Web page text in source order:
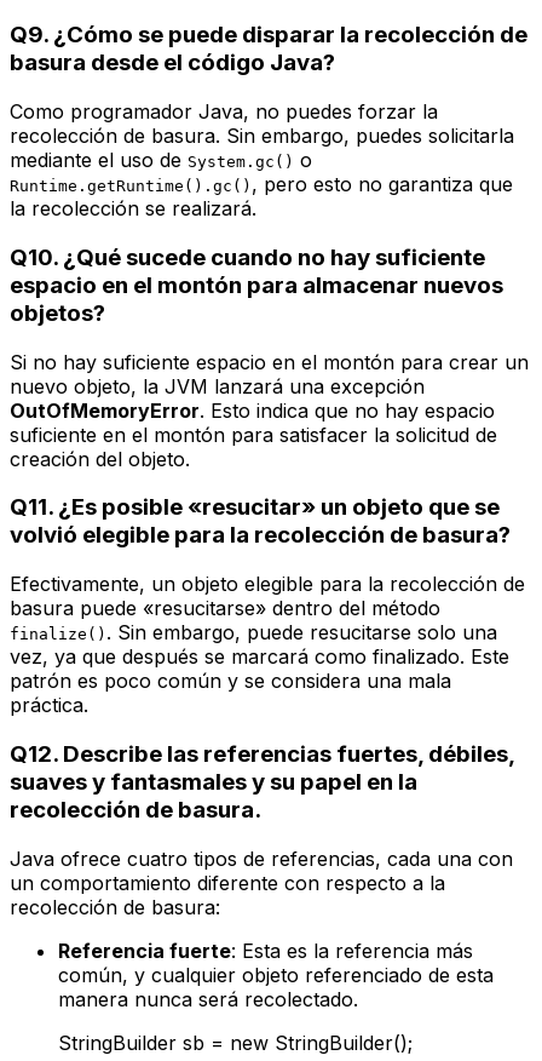
Q9. ¿Cómo se puede disparar la recolección de
basura desde el código Java?
Como programador Java, no puedes forzar la
recolección de basura. Sin embargo, puedes solicitarla
mediante el uso de System.gc() o
Runtime.getRuntime().gc() , pero esto no garantiza que
la recolección se realizará.
Q10. ¿Qué sucede cuando no hay suficiente
espacio en el montón para almacenar nuevos
objetos?
Si no hay suficiente espacio en el montón para crear un
nuevo objeto, la JVM lanzará una excepción
OutOfMemoryError. Esto indica que no hay espacio
suficiente en el montón para satisfacer la solicitud de
creación del objeto.
Q11. ¿Es posible «resucitar» un objeto que se
volvió elegible para la recolección de basura?
Efectivamente, un objeto elegible para la recolección de
basura puede «resucitarse» dentro del método
finalize() . Sin embargo, puede resucitarse solo una
vez, ya que después se marcará como finalizado. Este
patrón es poco común y se considera una mala
práctica.
Q12. Describe las referencias fuertes, débiles,
suaves y fantasmales y su papel en la
recolección de basura.
Java ofrece cuatro tipos de referencias, cada una con
un comportamiento diferente con respecto a la
recolección de basura:
Referencia fuerte: Esta es la referencia más
común, y cualquier objeto referenciado de esta
manera nunca será recolectado.
StringBuilder sb = new StringBuilder();